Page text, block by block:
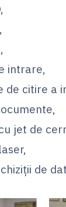
intrare,
de citire a
jet de
de